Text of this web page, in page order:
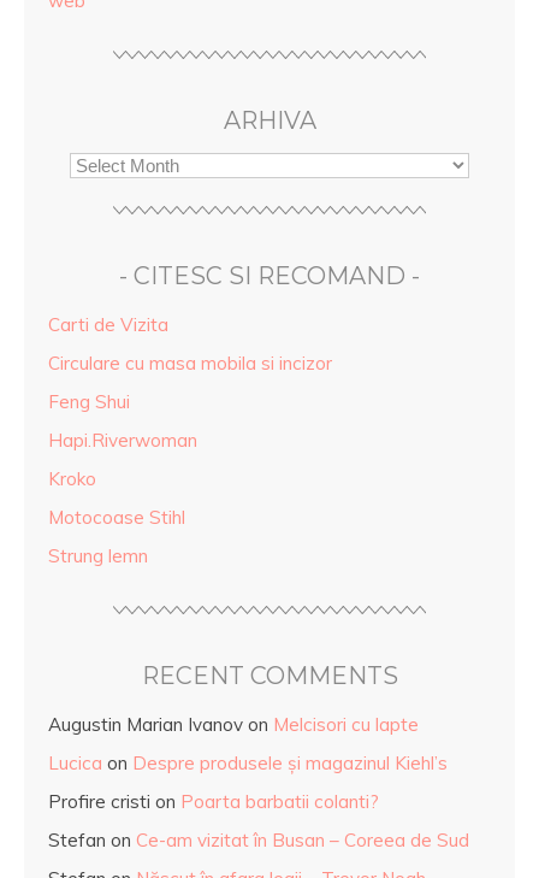
ARHIVA
- CITESC SI RECOMAND -
Carti de Vizita
Circulare cu masa mobila si incizor
Feng Shui
Hapi.Riverwoman
Kroko
Motocoase Stihl
Strung lemn
RECENT COMMENTS
Augustin Marian Ivanov on Melcisori cu lapte
Lucica on Despre produsele și magazinul Kiehl’s
Profire cristi on Poarta barbatii colanti?
Stefan on Ce-am vizitat în Busan – Coreea de Sud